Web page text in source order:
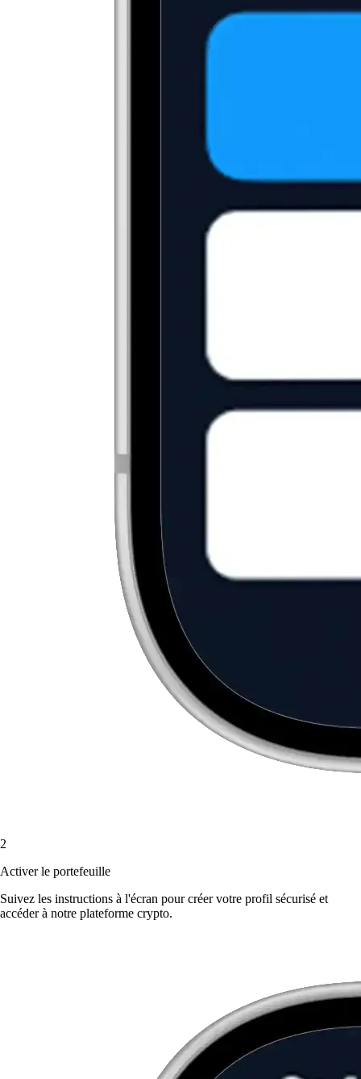
2
Activer le portefeuille
Suivez les instructions à l'écran pour créer votre profil sécurisé et
accéder à notre plateforme crypto.